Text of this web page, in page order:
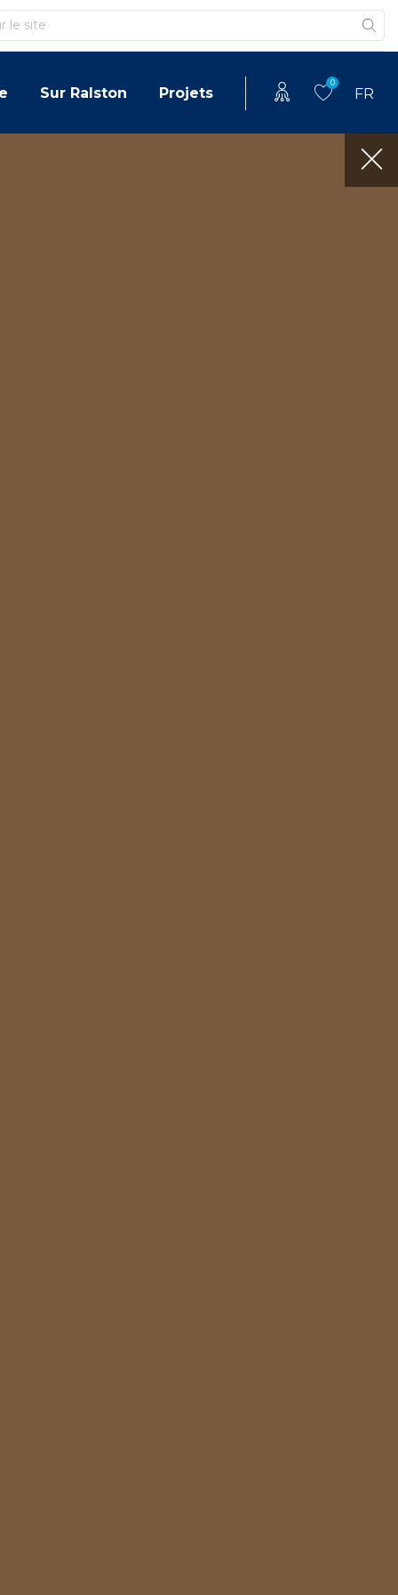
Sur Ralston Projets
0
FR